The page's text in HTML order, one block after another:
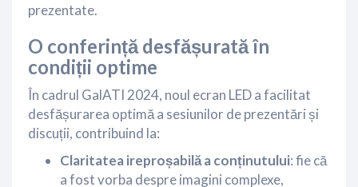
prezentate.
O conferință desfășurată în
condiții optime
În cadrul GalATI 2024, noul ecran LED a facilitat
desfășurarea optimă a sesiunilor de prezentări și
discuții, contribuind la:
Claritatea ireproșabilă a conținutului: fie că
a fost vorba despre imagini complexe,